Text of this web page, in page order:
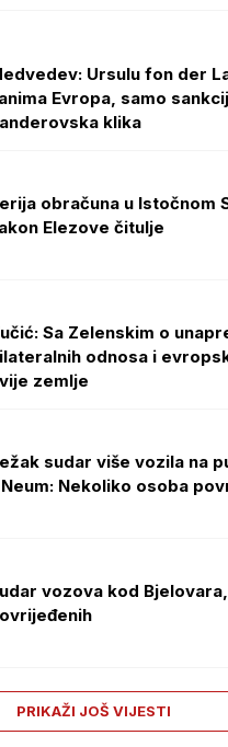
Ursulu fon der
Evropa, samo
klika
obračuna u Istočnom
Elezove čitulje
Sa Zelenskim o
odnosa i
zemlje
sudar više vozila na
Neum: Nekoliko osoba
vozova kod
PRIKAŽI JOŠ VIJESTI